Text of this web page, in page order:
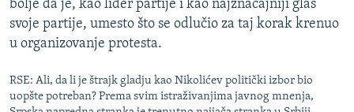
bolje da je, kao lider partije i kao najznačajniji glas
svoje partije, umesto što se odlučio za taj korak krenuo
u organizovanje protesta.
RSE: Ali, da li je štrajk gladju kao Nikolićev politički izbor bio
uopšte potreban? Prema svim istraživanjima javnog mnenja,